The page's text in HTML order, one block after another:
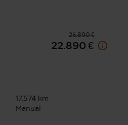
25.890 €
22.890 €
17.574 km
Manual